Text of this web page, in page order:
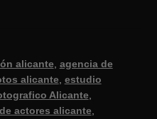
alicante, agencia de
alicante, estudio
Alicante,
actores alicante,